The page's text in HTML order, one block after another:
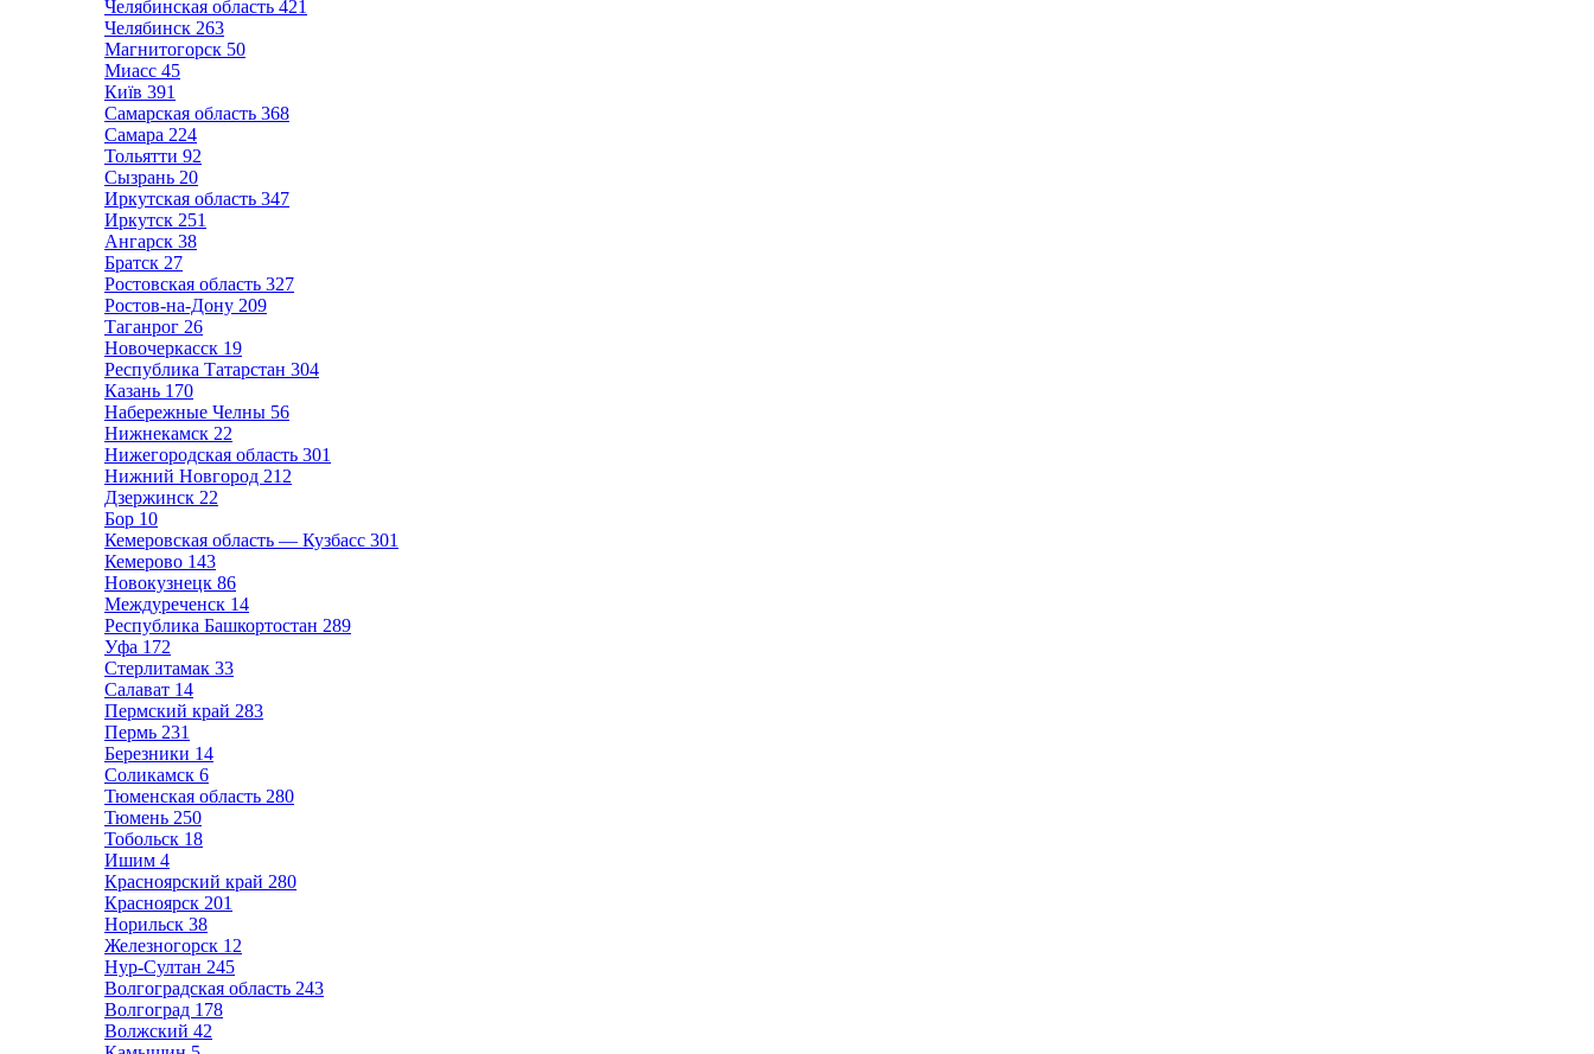
Челябинская область 421
Челябинск 263
Магнитогорск 50
Миасс 45
Київ 391
Самарская область 368
Самара 224
Тольятти 92
Сызрань 20
Иркутская область 347
Иркутск 251
Ангарск 38
Братск 27
Ростовская область 327
Ростов-на-Дону 209
Таганрог 26
Новочеркасск 19
Республика Татарстан 304
Казань 170
Набережные Челны 56
Нижнекамск 22
Нижегородская область 301
Нижний Новгород 212
Дзержинск 22
Бор 10
Кемеровская область — Кузбасс 301
Кемерово 143
Новокузнецк 86
Междуреченск 14
Республика Башкортостан 289
Уфа 172
Стерлитамак 33
Салават 14
Пермский край 283
Пермь 231
Березники 14
Соликамск 6
Тюменская область 280
Тюмень 250
Тобольск 18
Ишим 4
Красноярский край 280
Красноярск 201
Норильск 38
Железногорск 12
Нур-Султан 245
Волгоградская область 243
Волгоград 178
Волжский 42